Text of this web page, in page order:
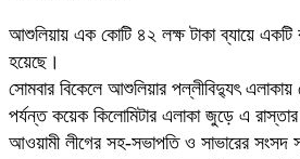
আশুলিয়ায় এক কোটি ৪২ লক্ষ টাকা ব্যায়ে
হয়েছে।
সোমবার বিকেলে আশুলিয়ার পল্লীবিদ্যুৎ এলাকায়
পর্যন্ত কয়েক কিলোমিটার এলাকা জুড়ে এ
আওয়ামী লীগের সহ-সভাপতি ও সাভারের সংসদ